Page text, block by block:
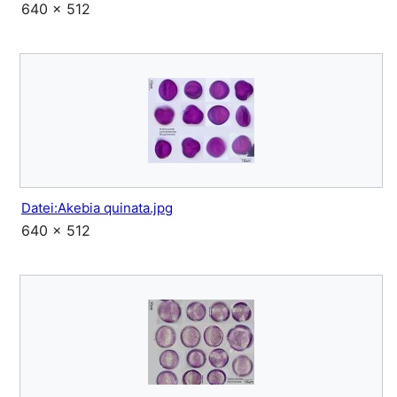
640 × 512
Datei:Akebia quinata.jpg
640 × 512